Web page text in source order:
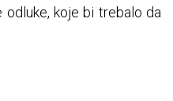
koje bi trebalo da